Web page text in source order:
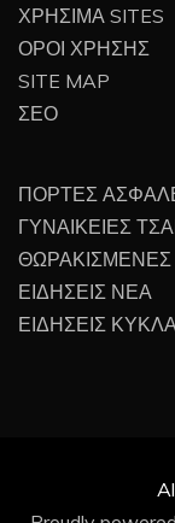
ΧΡΗΣΙΜΑ SITES
ΟΡΟΙ ΧΡΗΣΗΣ
SITE MAP
ΣΕΟ
ΠΟΡΤΕΣ
ΓΥΝΑΙΚΕΙΕΣ
ΕΙΔΗΣΕΙΣ ΝΕΑ
ΕΙΔΗΣΕΙΣ